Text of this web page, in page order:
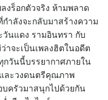
ร็อกตัวจริง ห้ามพลาด
กำลังจะกลับมาสร้างความ
วันแดง รามอินทรา กับ
าจะเป็นเพลงฮิตในอดีต
กวันนี้บรรยากาศภายใน
และวงดนตรีคุณภาพ
บครัวมาสนุกไปด้วยกัน